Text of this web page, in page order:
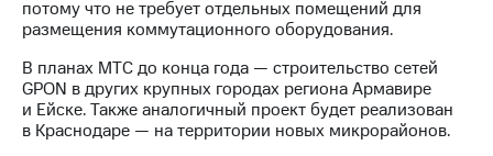
Корпоративный
секретарь
информации
Информация
акционерам
Документы
потому что не требует отдельных помещений для
размещения коммутационного оборудования.
В планах МТС до конца года — строительство сетей
GPON в других крупных городах региона Армавире
и Ейске. Также аналогичный проект будет реализован
в Краснодаре — на территории новых микрорайонов.